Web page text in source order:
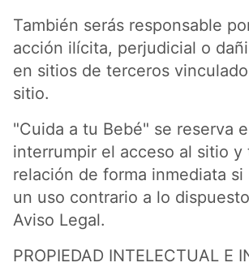
También serás responsable
acción ilícita, perjudicial o
en sitios de terceros
sitio.
"Cuida a tu Bebé" se reserva
interrumpir el acceso al sitio y
relación de forma inmediata
un uso contrario a lo
Aviso Legal.
PROPIEDAD INTELECTUAL E